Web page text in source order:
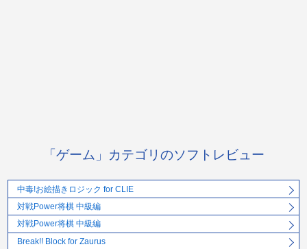
「ゲーム」カテゴリのソフトレビュー
中毒!お絵描きロジック for CLIE
対戦Power将棋 中級編
対戦Power将棋 中級編
Break!! Block for Zaurus